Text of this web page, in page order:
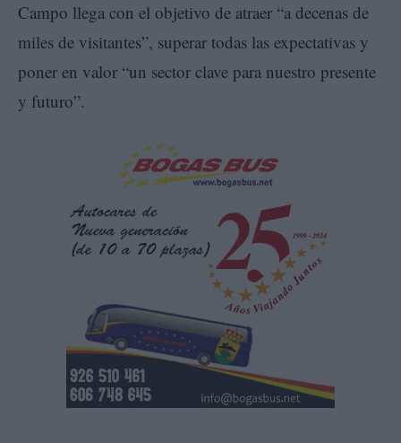
Campo llega con el objetivo de atraer “a decenas de
miles de visitantes”, superar todas las expectativas y
poner en valor “un sector clave para nuestro presente
y futuro”.